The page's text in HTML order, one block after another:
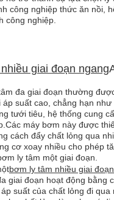
công nghiệp thức ăn nồi,
công nghiệp.
giai đoạn ngang
đa giai đoạn thường
áp suất cao, chẳng hạn
tưới tiêu, hệ thống cung
máy bơm này được
cách đẩy chất lỏng qua
cơ xoay nhiều cho phép
ly tâm một giai đoạn.
bơm ly tâm nhiều giai
giai đoạn hoạt động bằng
suất của chất lỏng đi qua